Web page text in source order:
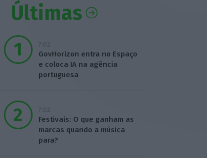
Últimas
7:02
GovHorizon entra no Espaço
e coloca IA na agência
portuguesa
7:02
Festivais: O que ganham as
marcas quando a música
para?